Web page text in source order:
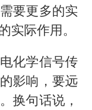
要更多的实
实际作用。
化学信号传
影响，要远
换句话说，